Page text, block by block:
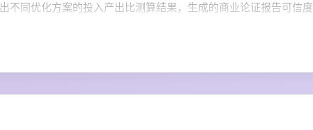
不同优化方案的投入产出比测算结果，生成的商业论证报告可信度
配度评分，提前预判客户核心诉求与可能的异议点，辅助售前团